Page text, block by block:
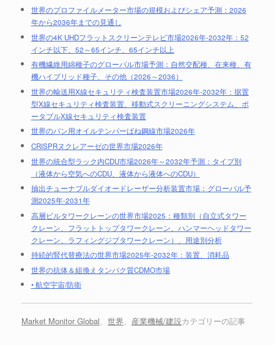
世界のプロファイルメーター市場の規模およびシェア予測：2026
年から2036年までの見通し
世界の4K UHDフラットスクリーンテレビ市場2026年-2032年：52
インチ以下、52～65インチ、65インチ以上
有機繊維用綿種子のグローバル市場予測：自然交配種、在来種、有
機ハイブリッド種子、その他（2026～2036）
世界の輸送用X線セキュリティ検査装置市場2026年-2032年：据置
型X線セキュリティ検査装置、移動式スクリーニングシステム、ポ
ータブルX線セキュリティ検査装置
世界のバン用オイルテンパーばね鋼線市場2026年
CRISPRヌクレアーゼの世界市場2026年
世界の統合型ラック内CDU市場2026年～2032年予測：タイプ別
（液体から空気へのCDU、液体から液体へのCDU）
抽出チューナブルダイオードレーザー分析装置市場：グローバル予
測2025年-2031年
高層ビルタワークレーンの世界市場2025：種類別（自立式タワー
クレーン、フラットトップタワークレーン、ハンマーヘッドタワー
クレーン、ラフィングジブタワークレーン）、用途別分析
持続的腎代替療法の世界市場2025年-2032年：装置、消耗品
世界の抗体＆組換えタンパク質CDMO市場
• 航空宇宙/防衛
Market Monitor Global、 世界、 産業機械/建設カテゴリーの記事